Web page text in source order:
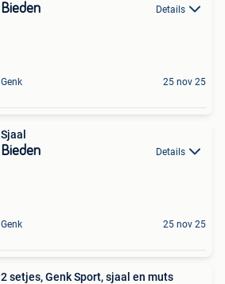
Bieden Details
Genk 25 nov 25
Sjaal
Bieden Details
Genk 25 nov 25
2 setjes, Genk Sport, sjaal en muts